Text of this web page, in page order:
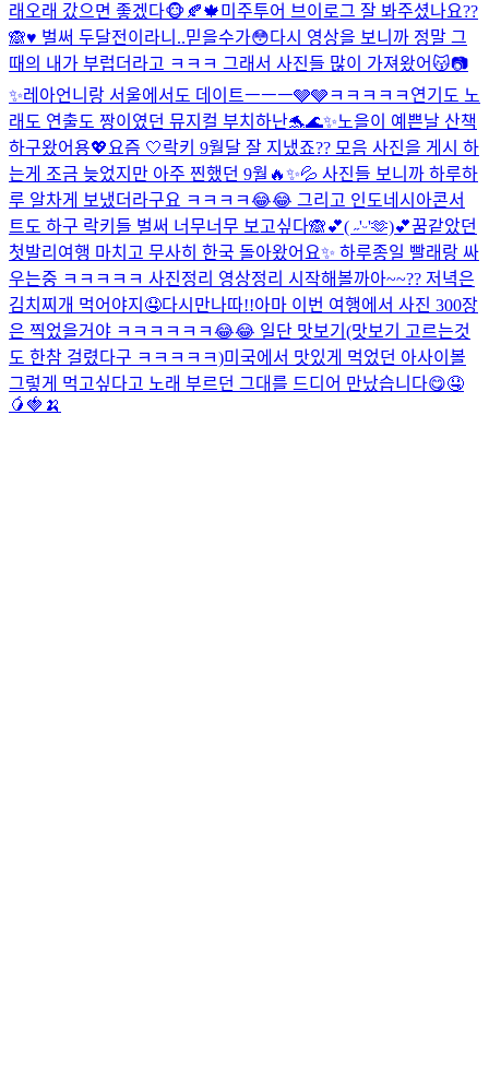
래오래 갔으면 좋겠다🐵🍂🍁미주투어 브이로그 잘 봐주셨나요??
🙈♥️ 벌써 두달전이라니..믿을수가😳다시 영상을 보니까 정말 그
때의 내가 부럽더라고 ㅋㅋㅋ 그래서 사진들 많이 가져왔어😽📷
✨레아언니랑 서울에서도 데이트ㅡㅡㅡ🩶🩶ㅋㅋㅋㅋㅋ 연기도 노
래도 연출도 짱이였던 뮤지컬 부치하난🐬🌊✨노을이 예쁜날 산책
하구왔어용💖 요즘 🤍락키 9월달 잘 지냈죠?? 모음 사진을 게시 하
는게 조금 늦었지만 아주 찐했던 9월🔥✨💦 사진들 보니까 하루하
루 알차게 보냈더라구요 ㅋㅋㅋㅋ😂😂 그리고 인도네시아콘서
트도 하구 락키들 벌써 너무너무 보고싶다🙈💕( ˶'ᵕ'🫶)💕꿈같았던
첫발리여행 마치고 무사히 한국 돌아왔어요✨ 하루종일 빨래랑 싸
우는중 ㅋㅋㅋㅋㅋ 사진정리 영상정리 시작해볼까아~~?? 저녁은
김치찌개 먹어야지🤤다시만나따!!아마 이번 여행에서 사진 300장
은 찍었을거야 ㅋㅋㅋㅋㅋㅋ😂😂 일단 맛보기(맛보기 고르는것
도 한참 걸렸다구 ㅋㅋㅋㅋㅋ)미국에서 맛있게 먹었던 아사이볼
그렇게 먹고싶다고 노래 부르던 그대를 드디어 만났습니다😋🤤
🥭🍓🍌